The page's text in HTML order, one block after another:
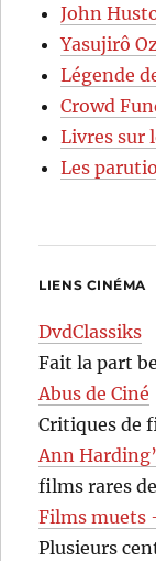
John
Yasujirô
Légende
Crowd
Livres sur
Les
LIENS CINÉMA
DvdClassiks
Fait la part
Abus de Ciné
Critiques de
Ann
films rares
Films muets
Plusieurs